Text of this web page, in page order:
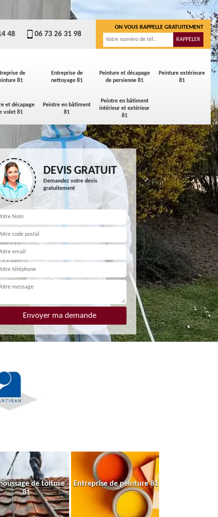
de
81
Entreprise de
nettoyage 81
Peinture et décapage
de persienne 81
Peinture extérieure
81
et décapage
volet 81
Peintre en bâtiment
81
Peintre en bâtiment
intérieur et extérieur
81
48 06 73 26 31 98
ON VOUS RAPPELLE GRATUITEMENT
DEVIS GRATUIT
Demandez votre devis
gratuitement
de toiture
81
Entreprise de peinture 81